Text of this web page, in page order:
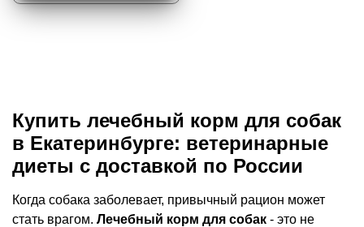
Купить лечебный корм для собак
в Екатеринбурге: ветеринарные
диеты с доставкой по России
Когда собака заболевает, привычный рацион может
стать врагом. Лечебный корм для собак - это не